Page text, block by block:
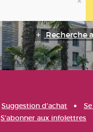
Recherche
Suggestion d'achat
S'abonner aux infolettres